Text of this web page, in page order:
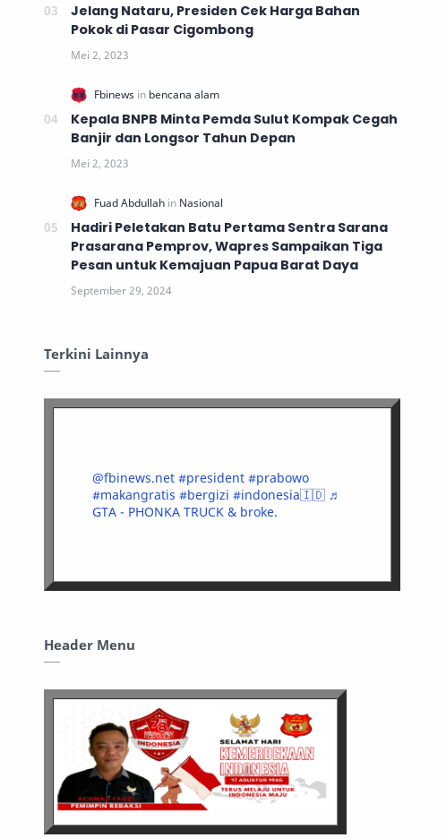
Jelang Nataru, Presiden Cek Harga Bahan
Pokok di Pasar Cigombong
Kepala BNPB Minta Pemda Sulut Kompak Cegah
Banjir dan Longsor Tahun Depan
Hadiri Peletakan Batu Pertama Sentra Sarana
Prasarana Pemprov, Wapres Sampaikan Tiga
Pesan untuk Kemajuan Papua Barat Daya
Terkini Lainnya
@fbinews.net #president #prabowo
#makangratis #bergizi #indonesia🇮🇩 ♬
GTA - PHONKA TRUCK & broke.
Header Menu